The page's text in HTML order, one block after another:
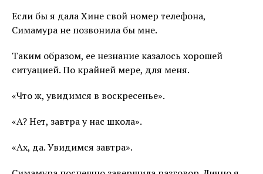
Если бы я дала Хине свой номер телефона,
Симамура не позвонила бы мне.
Таким образом, ее незнание казалось хорошей
ситуацией. По крайней мере, для меня.
«Что ж, увидимся в воскресенье».
«А? Нет, завтра у нас школа».
«Ах, да. Увидимся завтра».